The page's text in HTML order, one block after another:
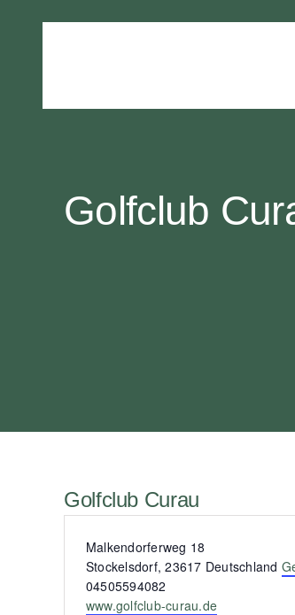
Golfclub
Golfclub Curau
Address
Malkendorferweg 18
Stockelsdorf, 23617 Deutschland
Phone
04505594082
Website
www.golfclub-curau.de